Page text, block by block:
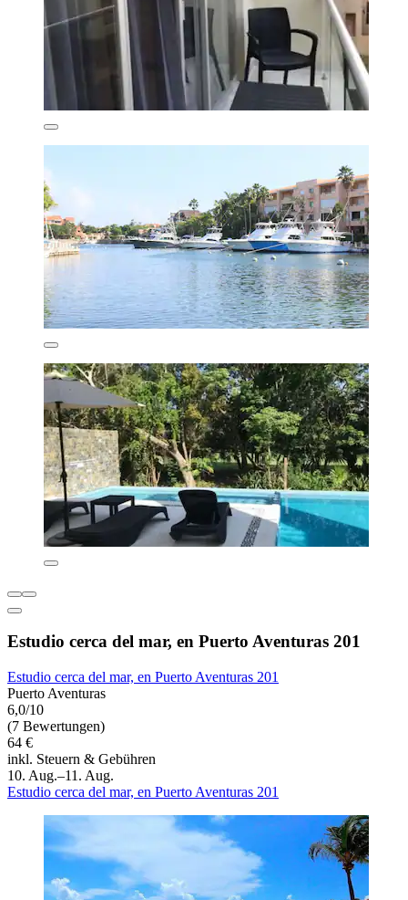
Estudio cerca del mar, en Puerto Aventuras 201
Estudio cerca del mar, en Puerto Aventuras 201
Puerto Aventuras
6,0/10
(7 Bewertungen)
64 €
inkl. Steuern & Gebühren
10. Aug.–11. Aug.
Estudio cerca del mar, en Puerto Aventuras 201